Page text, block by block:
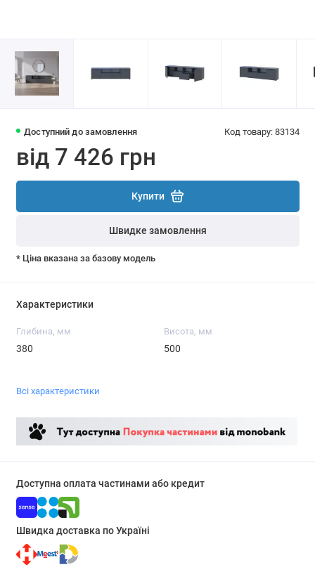
Доступний до замовлення Код товару: 83134
від 7 426 грн
Купити
Швидке замовлення
* Ціна вказана за базову модель
Характеристики
Глибина, мм
380
Висота, мм
500
Всі характеристики
Доступна оплата частинами або кредит
Швидка доставка по Україні